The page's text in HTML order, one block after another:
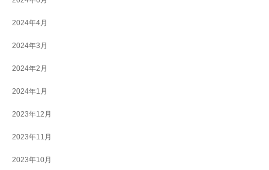
2024年4月
2024年3月
2024年2月
2024年1月
2023年12月
2023年11月
2023年10月